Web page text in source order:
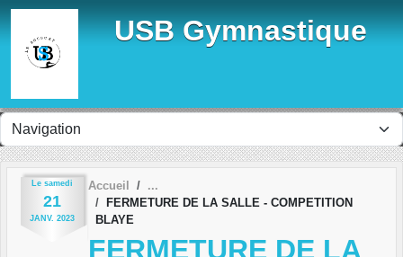
USB Gymnastique
Le samedi
21
JANV. 2023
Accueil
FERMETURE DE LA SALLE - COMPETITION
BLAYE
FERMETURE DE LA
Panneau de gestion des cookies